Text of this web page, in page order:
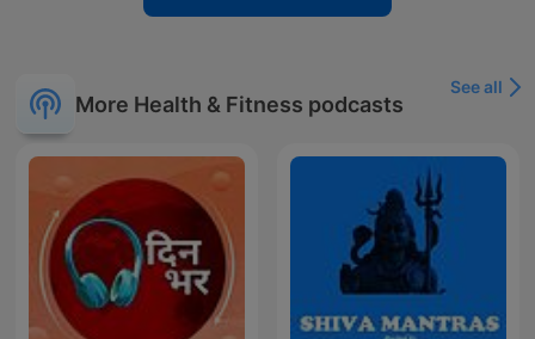
More Health & Fitness podcasts
See all